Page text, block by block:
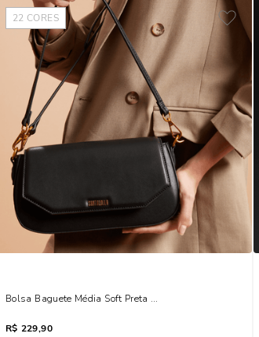
22 CORES
Bolsa Baguete Média Soft Preta Alça Ombro
R$ 229,90